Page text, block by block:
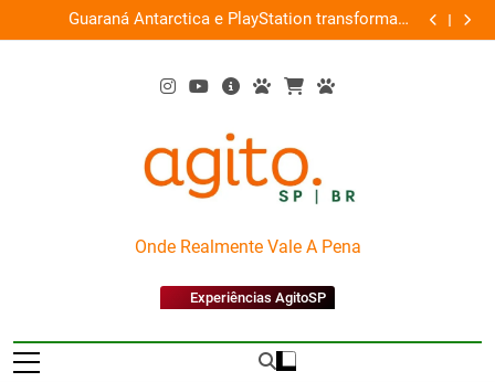
to
Guaraná Antarctica e PlayStation transformam
shopping em arena gamer gratuita
Busch
AgitoSP
Onde Realmente Vale A Pena
Experiências AgitoSP